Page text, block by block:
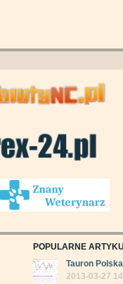
POPULARNE
Tauron
2013-03-27